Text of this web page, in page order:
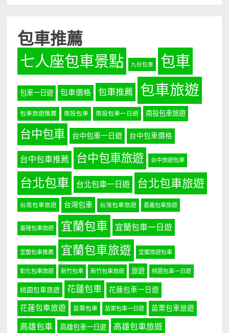
包車推薦
七人座包車景點 九份包車 包車
包車一日遊 包車價格 包車推薦 包車旅遊
包車旅遊推薦 南投包車 南投包車一日遊 南投包車旅遊
台中包車 台中包車一日遊 台中包車價格
台中包車推薦 台中包車旅遊 台中旅遊包車
台北包車 台北包車一日遊 台北包車旅遊
台南包車旅遊 台灣包車 台灣包車旅遊 嘉義包車旅遊
基隆包車旅遊 宜蘭包車 宜蘭包車一日遊
宜蘭包車推薦 宜蘭包車旅遊 宜蘭旅遊包車
彰化包車旅遊 新竹包車 新竹包車旅遊 旅遊 桃園包車一日遊
桃園包車旅遊 花蓮包車 花蓮包車一日遊
花蓮包車旅遊 苗栗包車 苗栗包車一日遊 苗栗包車旅遊
高雄包車 高雄包車一日遊 高雄包車旅遊